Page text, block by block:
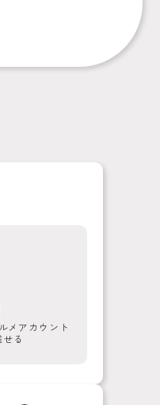
メアカウント
る